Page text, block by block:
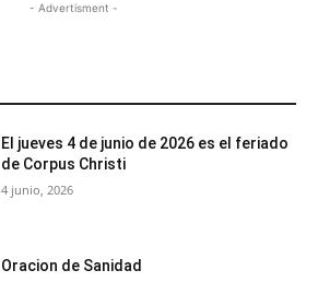
- Advertisment -
El jueves 4 de junio de 2026 es el feriado
de Corpus Christi
4 junio, 2026
Oracion de Sanidad